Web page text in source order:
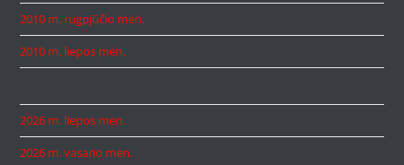
2010 m. rugpjūčio mėn.
2010 m. liepos mėn.
2026 m. liepos mėn.
2026 m. vasario mėn.